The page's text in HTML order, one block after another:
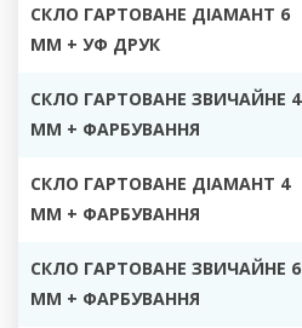
СКЛО ГАРТОВАНЕ ДІАМАНТ 6
ММ + УФ ДРУК
СКЛО ГАРТОВАНЕ ЗВИЧАЙНЕ 4
ММ + ФАРБУВАННЯ
СКЛО ГАРТОВАНЕ ДІАМАНТ 4
ММ + ФАРБУВАННЯ
СКЛО ГАРТОВАНЕ ЗВИЧАЙНЕ 6
ММ + ФАРБУВАННЯ